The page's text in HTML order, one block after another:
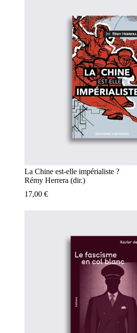
La Chine est-elle impérialiste ?
Rémy Herrera (dir.)
17,00 €